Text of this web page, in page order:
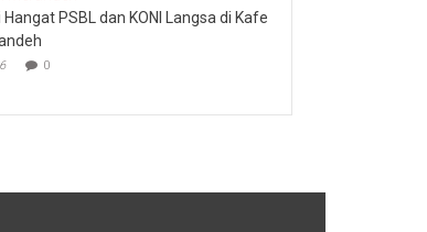
PSBL dan KONI Langsa di Kafe
0